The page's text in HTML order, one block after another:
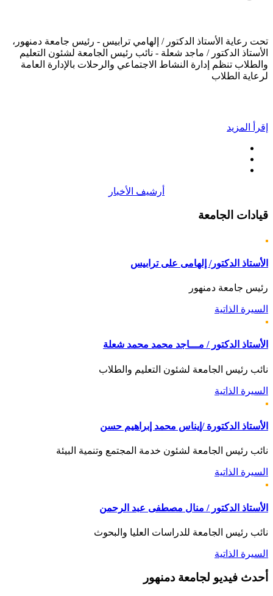
تحت رعاية الأستاذ الدكتور / إلهامي ترابيس - رئيس جامعة دمنهور،
الأستاذ الدكتور / ماجد شعلة - نائب رئيس الجامعة لشئون التعليم
والطلاب تنظم إدارة النشاط الاجتماعي والرحلات بالإدارة العامة
لرعاية الطلاب
إقرأ المزيد
أرشيف الأخبار
قيادات الجامعة
الأستاذ الدكتور/ إلهامى على ترابيس
رئيس جامعة دمنهور
السيرة الذاتية
الأستاذ الدكتور / مـــاجد محمد محمد شعلة
نائب رئيس الجامعة لشئون التعليم والطلاب
السيرة الذاتية
الأستاذ الدكتورة /إيناس محمد إبراهيم حسن
نائب رئيس الجامعة لشئون خدمة المجتمع وتنمية البيئة
السيرة الذاتية
الأستاذ الدكتور / منال مصطفى عبد الرحمن
نائب رئيس الجامعة للدراسات العليا والبحوث
السيرة الذاتية
أحدث فيديو لجامعة دمنهور